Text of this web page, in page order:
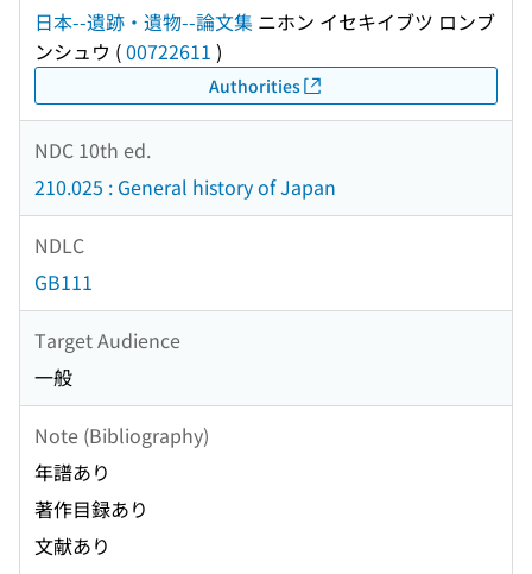
日本--遺跡・遺物--論文集 ニホン イセキイブツ ロンブ
ンシュウ (00722611 )
Authorities
NDC 10th ed.
210.025 : General history of Japan
NDLC
GB111
Target Audience
一般
Note (Bibliography)
年譜あり
著作目録あり
文献あり